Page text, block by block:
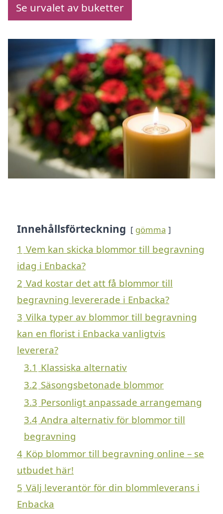
Se urvalet av buketter
Innehållsförteckning gömma
1 Vem kan skicka blommor till begravning
idag i Enbacka?
2 Vad kostar det att få blommor till
begravning levererade i Enbacka?
3 Vilka typer av blommor till begravning
kan en florist i Enbacka vanligtvis
leverera?
3.1 Klassiska alternativ
3.2 Säsongsbetonade blommor
3.3 Personligt anpassade arrangemang
3.4 Andra alternativ för blommor till
begravning
4 Köp blommor till begravning online – se
utbudet här!
5 Välj leverantör för din blommleverans i
Enbacka